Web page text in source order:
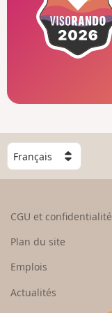
C
h
o
e
u
CGU et confidentialité
Plan du site
Emplois
Actualités